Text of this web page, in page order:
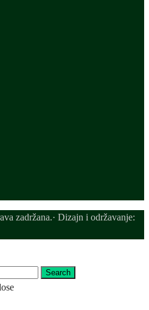
zadržana.· Dizajn i održavanje:
Search